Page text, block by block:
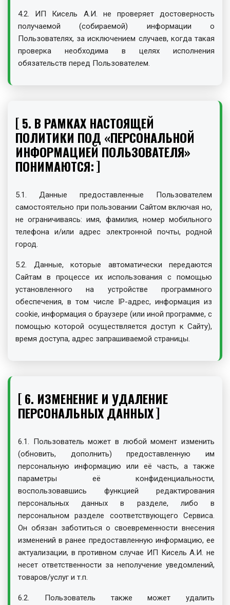
4.2. ИП Кисель А.И. не проверяет достоверность
получаемой (собираемой) информации о
Пользователях, за исключением случаев, когда такая
проверка необходима в целях исполнения
обязательств перед Пользователем.
5. В РАМКАХ НАСТОЯЩЕЙ
ПОЛИТИКИ ПОД «ПЕРСОНАЛЬНОЙ
ИНФОРМАЦИЕЙ ПОЛЬЗОВАТЕЛЯ»
ПОНИМАЮТСЯ:
5.1. Данные предоставленные Пользователем
самостоятельно при пользовании Сайтом включая но,
не ограничиваясь: имя, фамилия, номер мобильного
телефона и/или адрес электронной почты, родной
город.
5.2. Данные, которые автоматически передаются
Сайтам в процессе их использования с помощью
установленного на устройстве программного
обеспечения, в том числе IP-адрес, информация из
cookie, информация о браузере (или иной программе, с
помощью которой осуществляется доступ к Сайту),
время доступа, адрес запрашиваемой страницы.
6. ИЗМЕНЕНИЕ И УДАЛЕНИЕ
ПЕРСОНАЛЬНЫХ ДАННЫХ
6.1. Пользователь может в любой момент изменить
(обновить, дополнить) предоставленную им
персональную информацию или её часть, а также
параметры её конфиденциальности,
воспользовавшись функцией редактирования
персональных данных в разделе, либо в
персональном разделе соответствующего Сервиса.
Он обязан заботиться о своевременности внесения
изменений в ранее предоставленную информацию, ее
актуализации, в противном случае ИП Кисель А.И. не
несет ответственности за неполучение уведомлений,
товаров/услуг и т.п.
6.2. Пользователь также может удалить